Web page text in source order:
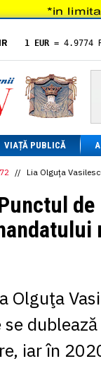
1 EUR = 4.9774
= 5.8304
1 XAU= 464.4611
1 AED= 1.1933
1 AUD= 2.7957
1 BGN= 2.5449
1 CAD= 3.1559
1 CHF= 5.2813
1 CNY= 0.6015
1 DKK = 0.6668
1 EGP= 0.0860
1 HUF
= 1.2223
1 INR = 0.0513
1 NOK= 0.4191
1 NZD
= 2.6097
1 PLN = 1.1646
1 RUB= 0.0530
VIAȚĂ PUBLICĂ
// Lia Olguţa
de
Olguţa
iar în